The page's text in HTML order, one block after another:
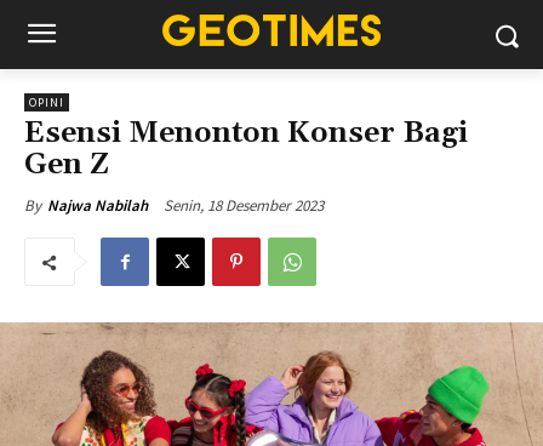
OPINI
Esensi Menonton Konser Bagi
Gen Z
By Najwa Nabilah Senin, 18 Desember 2023